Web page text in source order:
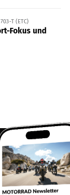
T (ETC)
Fokus und